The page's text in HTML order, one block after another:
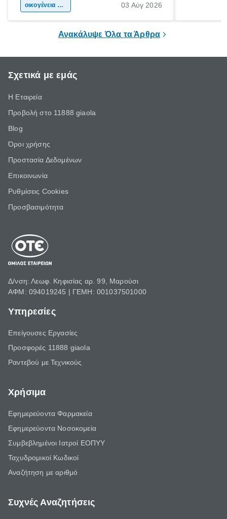
χώρας. Είτε πρόκειται για λίγες μέρες
οικογένεια & παιδί 03 Αύγ 2026
Ανακάλυψε Όλα τα Άρθρα
Σχετικά με εμάς
Η Εταιρεία
Προβολή στο 11888 giaola
Blog
Όροι χρήσης
Προστασία Δεδομένων
Επικοινωνία
Ρυθμίσεις Cookies
Προσβασιμότητα
Δ/νση: Λεωφ. Κηφισίας αρ. 99, Μαρούσι
ΑΦΜ: 094019245 | ΓΕΜΗ: 001037501000
Υπηρεσίες
Επείγουσες Εργασίες
Προσφορές 11888 giaola
Ραντεβού με Τεχνικούς
Χρήσιμα
Εφημερεύοντα Φαρμακεία
Εφημερεύοντα Νοσοκομεία
Συμβεβλημένοι Ιατροί ΕΟΠΥΥ
Ταχυδρομικοί Κωδικοί
Αναζήτηση με αριθμό
Συχνές Αναζητήσεις